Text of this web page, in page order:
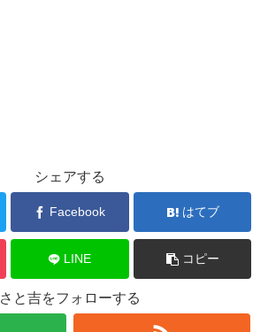
シェアする
Facebook はてブ
LINE コピー
さと吉をフォローする